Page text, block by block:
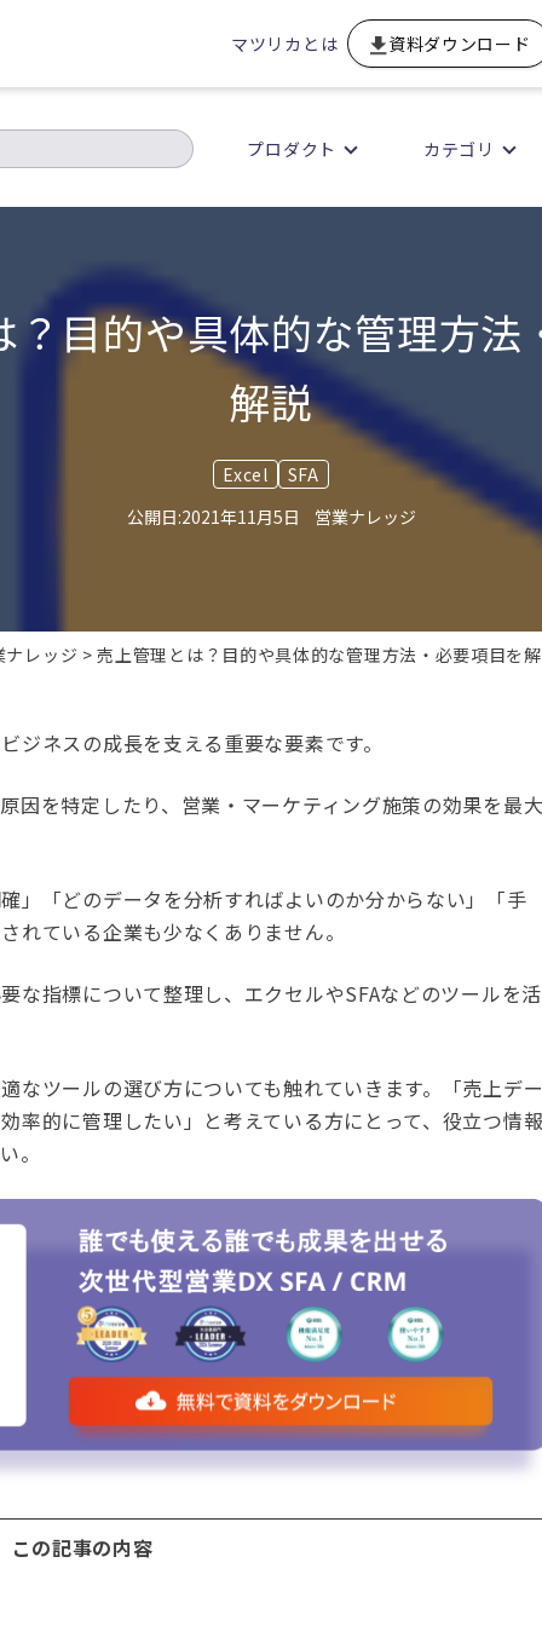
マツリカとは 資料ダウンロード
プロダクト カテゴリ
？目的や具体的な管理方法
解説
Excel
SFA
2021年11月5日
営業ナレッジ
ナレッジ 売上管理とは？目的や具体的な管理方法・必要項目を
ジネスの成長を支える重要な要素です。
因を特定したり、営業・マーケティング施策の効果を最
」「どのデータを分析すればよいのか分からない」「手
れている企業も少なくありません。
な指標について整理し、エクセルやSFAなどのツールを活
なツールの選び方についても触れていきます。「売上デ
率的に管理したい」と考えている方にとって、役立つ情
。
この記事の内容